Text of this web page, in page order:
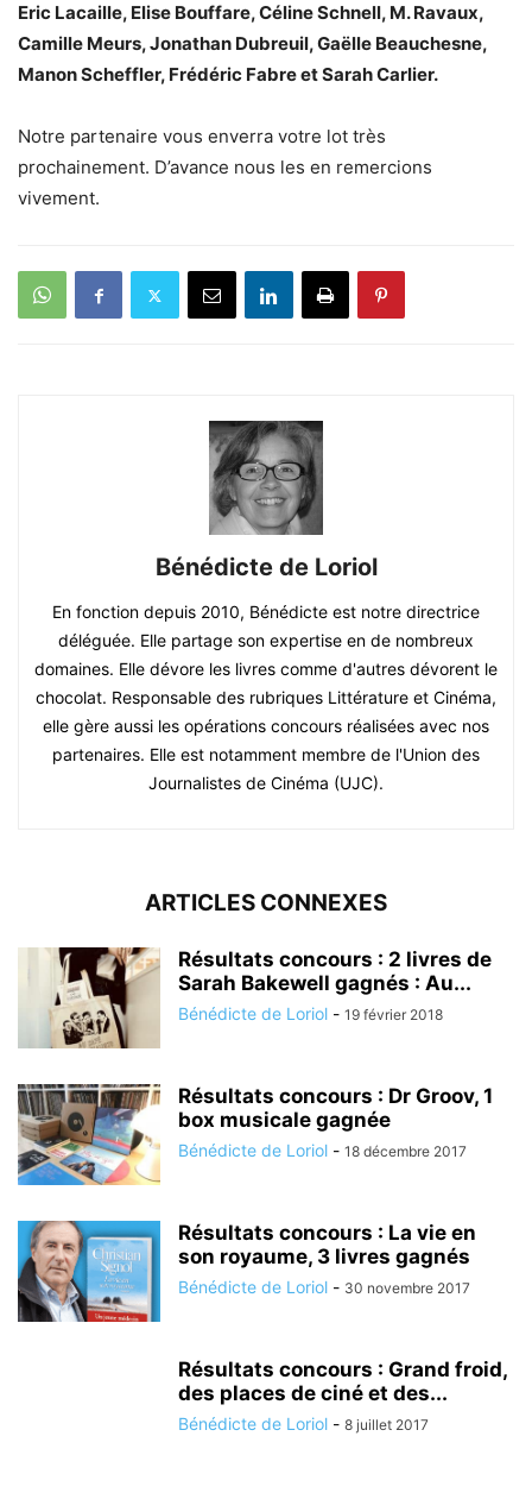
Eric Lacaille, Elise Bouffare, Céline Schnell, M. Ravaux,
Camille Meurs, Jonathan Dubreuil, Gaëlle Beauchesne,
Manon Scheffler, Frédéric Fabre et Sarah Carlier.
Notre partenaire vous enverra votre lot très
prochainement. D’avance nous les en remercions
vivement.
Bénédicte de Loriol
En fonction depuis 2010, Bénédicte est notre directrice
déléguée. Elle partage son expertise en de nombreux
domaines. Elle dévore les livres comme d'autres dévorent le
chocolat. Responsable des rubriques Littérature et Cinéma,
elle gère aussi les opérations concours réalisées avec nos
partenaires. Elle est notamment membre de l'Union des
Journalistes de Cinéma (UJC).
ARTICLES CONNEXES
Résultats concours : 2 livres de
Sarah Bakewell gagnés : Au...
Bénédicte de Loriol - 19 février 2018
Résultats concours : Dr Groov, 1
box musicale gagnée
Bénédicte de Loriol - 18 décembre 2017
Résultats concours : La vie en
son royaume, 3 livres gagnés
Bénédicte de Loriol - 30 novembre 2017
Résultats concours : Grand froid,
des places de ciné et des...
Bénédicte de Loriol - 8 juillet 2017